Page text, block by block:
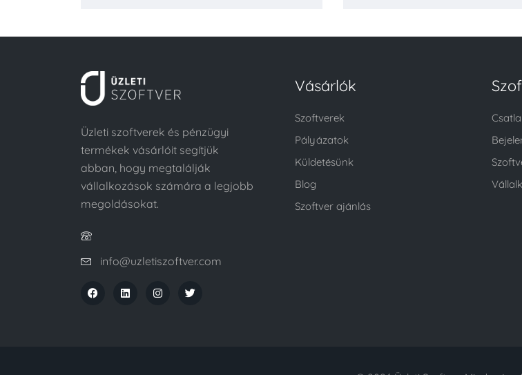
Üzleti szoftverek és pénzügyi
termékek vásárlóit segítjük
abban, hogy megtalálják
vállalkozások számára a legjobb
megoldásokat.
info@uzletiszoftver.com
Vásárlók
Szoftverek
Pályázatok
Küldetésünk
Blog
Szoftver ajánlás